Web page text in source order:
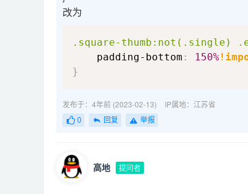
改为
.square-thumb :not(.single)
padding-bottom : 150%
}
发布于：4年前 (2023-02-13) IP属地：江苏省
0 回复 举报
高地 提问者